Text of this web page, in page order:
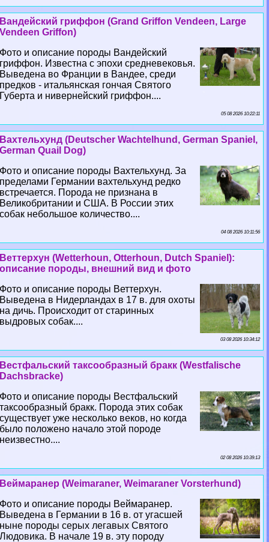
Вандейский гриффон (Grand Griffon Vendeen, Large
Vendeen Griffon)
Фото и описание породы Вандейский
гриффон. Известна с эпохи средневековья.
Выведена во Франции в Вандее, среди
предков - итальянская гончая Святого
Губерта и нивернейский гриффон....
05 08 2026 10:22:11
Вахтельхунд (Deutscher Wachtelhund, German Spaniel,
German Quail Dog)
Фото и описание породы Вахтельхунд. За
пределами Германии вахтельхунд редко
встречается. Порода не признана в
Великобритании и США. В России этих
собак небольшое количество....
04 08 2026 10:11:56
Веттерхун (Wetterhoun, Otterhoun, Dutch Spaniel):
описание породы, внешний вид и фото
Фото и описание породы Веттерхун.
Выведена в Нидерландах в 17 в. для охоты
на дичь. Происходит от старинных
выдровых собак....
03 08 2026 10:34:12
Вестфальский таксообразный бpaкк (Westfalische
Dachsbracke)
Фото и описание породы Вестфальский
таксообразный бpaкк. Порода этих собак
существует уже несколько веков, но когда
было положено начало этой породе
неизвестно....
02 08 2026 10:39:13
Веймаранер (Weimaraner, Weimaraner Vorsterhund)
Фото и описание породы Веймаранер.
Выведена в Германии в 16 в. от угасшей
ныне породы серых легавых Святого
Людовика. В начале 19 в. эту породу